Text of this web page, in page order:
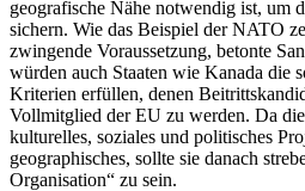
geografische Nähe notwendig ist, um
sichern. Wie das Beispiel der NATO
zwingende Voraussetzung, betonte
würden auch Staaten wie Kanada die
Kriterien erfüllen, denen
Vollmitglied der EU zu werden. Da
kulturelles, soziales und politisches
geographisches, sollte sie danach
Organisation“ zu sein.